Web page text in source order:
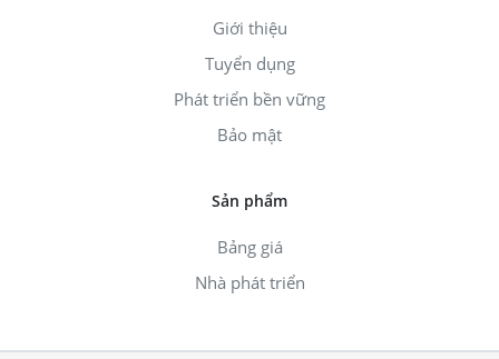
Giới thiệu
Tuyển dụng
Phát triển bền vững
Bảo mật
Sản phẩm
Bảng giá
Nhà phát triển